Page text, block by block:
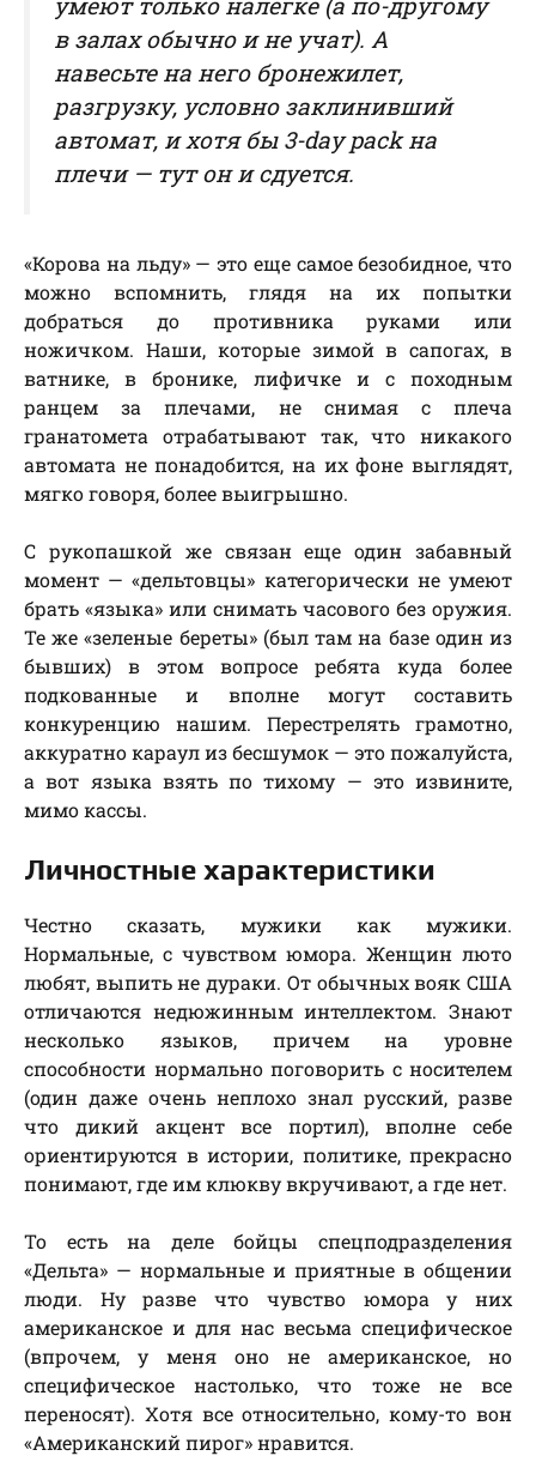
в залах обычно и не учат). А
навесьте на него бронежилет,
разгрузку, условно заклинивший
автомат, и хотя бы 3-day pack на
плечи — тут он и сдуется.
«Корова на льду» — это еще самое безобидное, что
можно вспомнить, глядя на их попытки
добраться до противника руками или
ножичком. Наши, которые зимой в сапогах, в
ватнике, в бронике, лифичке и с походным
ранцем за плечами, не снимая с плеча
гранатомета отрабатывают так, что никакого
автомата не понадобится, на их фоне выглядят,
мягко говоря, более выигрышно.
С рукопашкой же связан еще один забавный
момент — «дельтовцы» категорически не умеют
брать «языка» или снимать часового без оружия.
Те же «зеленые береты» (был там на базе один из
бывших) в этом вопросе ребята куда более
подкованные и вполне могут составить
конкуренцию нашим. Перестрелять грамотно,
аккуратно караул из бесшумок — это пожалуйста,
а вот языка взять по тихому — это извините,
мимо кассы.
Личностные характеристики
Честно сказать, мужики как мужики.
Нормальные, с чувством юмора. Женщин люто
любят, выпить не дураки. От обычных вояк США
отличаются недюжинным интеллектом. Знают
несколько языков, причем на уровне
способности нормально поговорить с носителем
(один даже очень неплохо знал русский, разве
что дикий акцент все портил), вполне себе
ориентируются в истории, политике, прекрасно
понимают, где им клюкву вкручивают, а где нет.
То есть на деле бойцы спецподразделения
«Дельта» — нормальные и приятные в общении
люди. Ну разве что чувство юмора у них
американское и для нас весьма специфическое
(впрочем, у меня оно не американское, но
специфическое настолько, что тоже не все
переносят). Хотя все относительно, кому-то вон
«Американский пирог» нравится.